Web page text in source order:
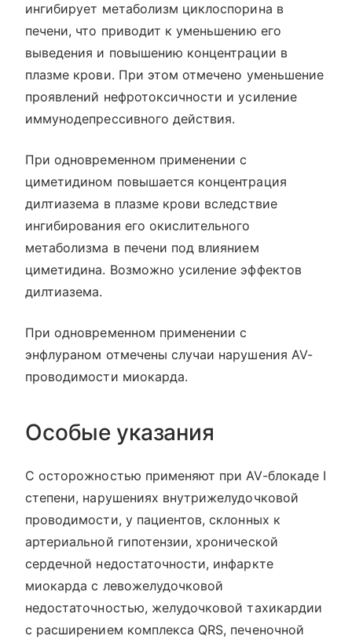
ингибирует метаболизм циклоспорина в
печени, что приводит к уменьшению его
выведения и повышению концентрации в
плазме крови. При этом отмечено уменьшение
проявлений нефротоксичности и усиление
иммунодепрессивного действия.
При одновременном применении с
циметидином повышается концентрация
дилтиазема в плазме крови вследствие
ингибирования его окислительного
метаболизма в печени под влиянием
циметидина. Возможно усиление эффектов
дилтиазема.
При одновременном применении с
энфлураном отмечены случаи нарушения AV-
проводимости миокарда.
Особые указания
С осторожностью применяют при AV-блокаде I
степени, нарушениях внутрижелудочковой
проводимости, у пациентов, склонных к
артериальной гипотензии, хронической
сердечной недостаточности, инфаркте
миокарда с левожелудочковой
недостаточностью, желудочковой тахикардии
с расширением комплекса QRS, печеночной